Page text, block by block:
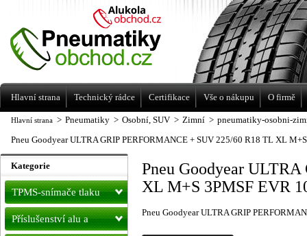
Hlavní strana > Pneumatiky > Osobní, SUV > Zimní > pneumatiky-osobni-
Pneu Goodyear ULTRA GRIP PERFORMANCE + SUV 225/60 R18 TL XL
Pneu Goodyear
XL M+S 3PMSF EVR
Pneu Goodyear ULTRA GRIP
Kategorie
TPMS-snímače tlaku
Příslušenství alu a
Levné pneumatiky letní, zimní, Alu kola
a litá kola Racing Line
Hlavní strana Technický rádce Certifikace Vše o nákupu O firmě